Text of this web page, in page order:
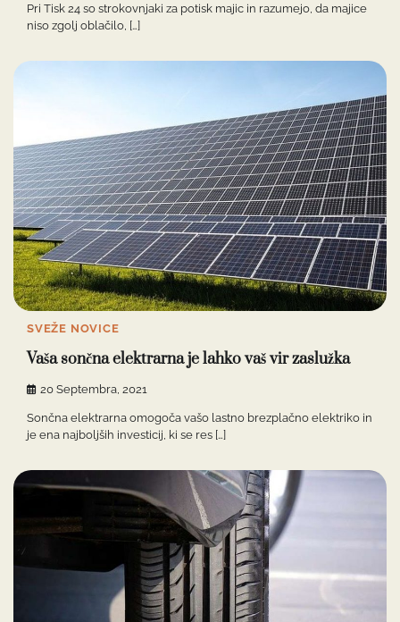
Pri Tisk 24 so strokovnjaki za potisk majic in razumejo, da majice
niso zgolj oblačilo, […]
SVEŽE NOVICE
Vaša sončna elektrarna je lahko vaš vir zaslužka
20 Septembra, 2021
Sončna elektrarna omogoča vašo lastno brezplačno elektriko in
je ena najboljših investicij, ki se res […]